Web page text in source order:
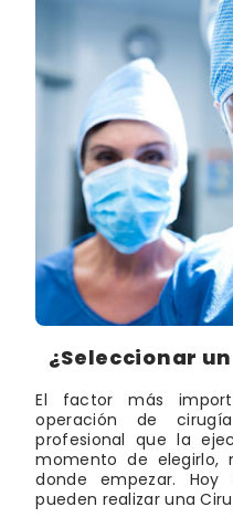
¿Seleccionar
El factor más
operación de
profesional que la
momento de elegirlo,
donde empezar.
pueden realizar una